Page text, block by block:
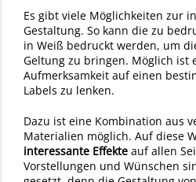
Es gibt viele Möglichkeiten zur
Gestaltung. So kann die zu
in Weiß bedruckt werden, um
Geltung zu bringen. Möglich ist
Aufmerksamkeit auf einen
Labels zu lenken.
Dazu ist eine Kombination aus
Materialien möglich. Auf diese
interessante Effekte auf allen
Vorstellungen und Wünschen